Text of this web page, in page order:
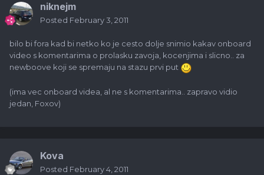
niknejm
Posted February 3, 2011
bilo bi fora kad bi netko ko je cesto dolje snimio kakav onboard
video s komentarima o prolasku zavoja, kocenjima i slicno.. za
newboove koji se spremaju na stazu prvi put
(ima vec onboard videa, al ne s komentarima.. zapravo vidio
jedan, Foxov)
Kova
Posted February 4, 2011